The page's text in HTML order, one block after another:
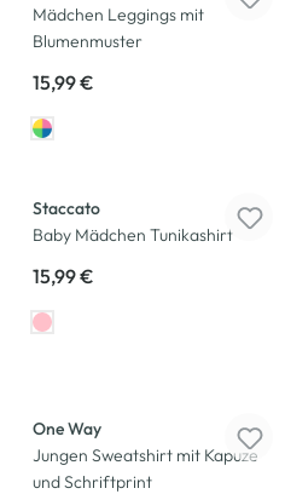
Mädchen Leggings mit
Blumenmuster
15,99 €
Staccato
Baby Mädchen Tunikashirt
15,99 €
One Way
Jungen Sweatshirt mit Kapuze
und Schriftprint